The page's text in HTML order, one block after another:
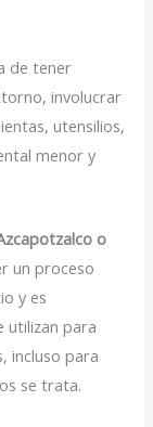
de tener
involucrar
utensilios,
menor y
o
un proceso
y es
utilizan para
incluso para
se trata.